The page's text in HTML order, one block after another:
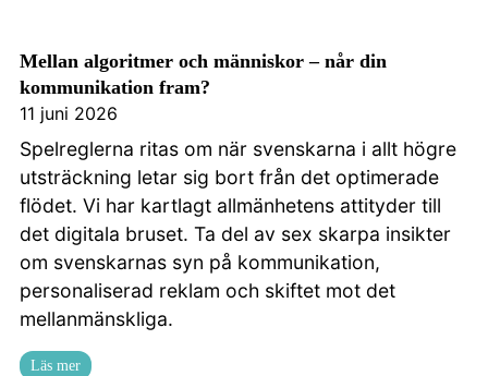
Mellan algoritmer och människor – når din
kommunikation fram?
11 juni 2026
Spelreglerna ritas om när svenskarna i allt högre
utsträckning letar sig bort från det optimerade
flödet. Vi har kartlagt allmänhetens attityder till
det digitala bruset. Ta del av sex skarpa insikter
om svenskarnas syn på kommunikation,
personaliserad reklam och skiftet mot det
mellanmänskliga.
Läs mer